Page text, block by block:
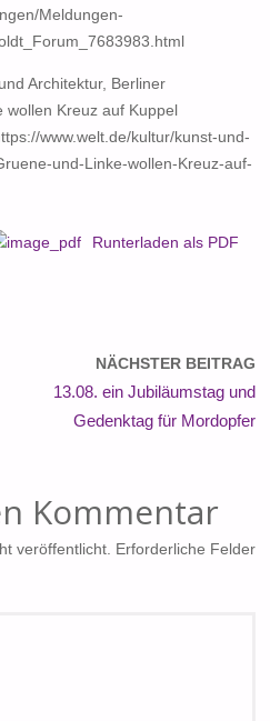
Meldungen-
Architektur, Berliner
Kreuz auf Kuppel
www.welt.de/kultur/kunst-und-
und-Linke-wollen-Kreuz-auf-
Runterladen als PDF
NÄCHSTER BEITRAG
13.08. ein Jubiläumstag und
Gedenktag für Mordopfer
Kommentar
veröffentlicht.
Erforderliche Felder